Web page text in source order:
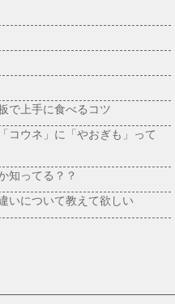
で上手に食べるコツ
コウネ」に「やおぎも」って
知ってる？？
いについて教えて欲しい